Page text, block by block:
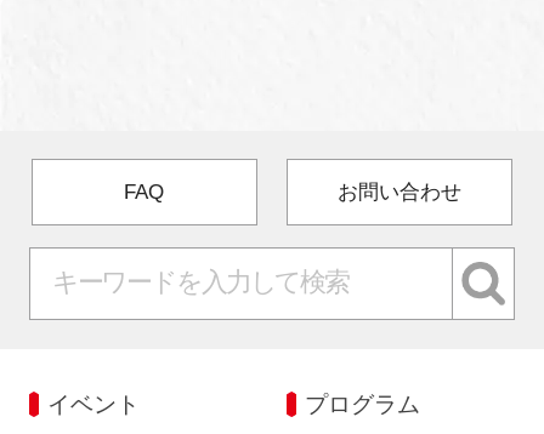
FAQ お問い合わせ
イベント プログラム